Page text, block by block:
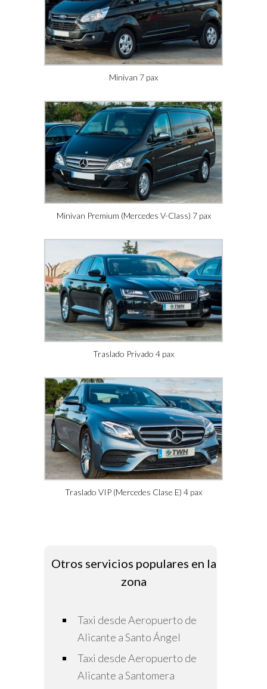
Minivan 7 pax
Minivan Premium (Mercedes V-Class) 7 pax
Traslado Privado 4 pax
Traslado VIP (Mercedes Clase E) 4 pax
Otros servicios populares en la
zona
Taxi desde Aeropuerto de
Alicante a Santo Ángel
Taxi desde Aeropuerto de
Alicante a Santomera